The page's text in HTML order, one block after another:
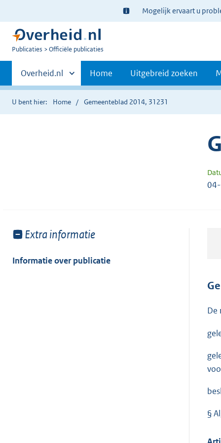
Ter
informatie:
Mogelijk ervaart u
U
Publicaties Officiële publicaties
Primaire
navigatie
Andere
sites
binnen
Overheid.nl Home Uitgebreid zoeken
U bent hier: Home Gemeenteblad 2014, 31231
Toon
van:
Extra informatie
Informatie over publicatie
De
§